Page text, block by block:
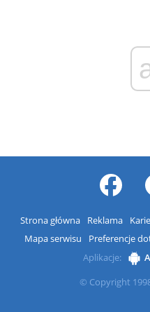
Strona główna Reklama
Mapa serwisu
Preferencje
Aplikacje:
© Copyright